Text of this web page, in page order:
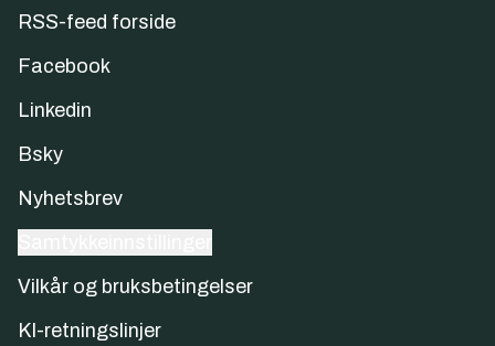
RSS-feed forside
Facebook
Linkedin
Bsky
Nyhetsbrev
Vilkår og bruksbetingelser
KI-retningslinjer